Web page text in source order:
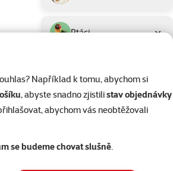
Například k tomu, abychom si
, abyste snadno zjistilistav objednávky
abychom vás neobtěžovali
se budeme chovat slušně.
Ptáci
Teraristika
2
Kočky > Škrabadla a